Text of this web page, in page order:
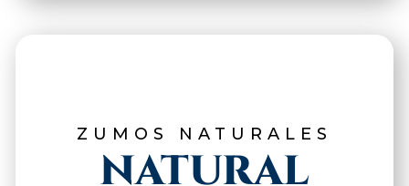
ZUMOS NATURALES
NATURAL